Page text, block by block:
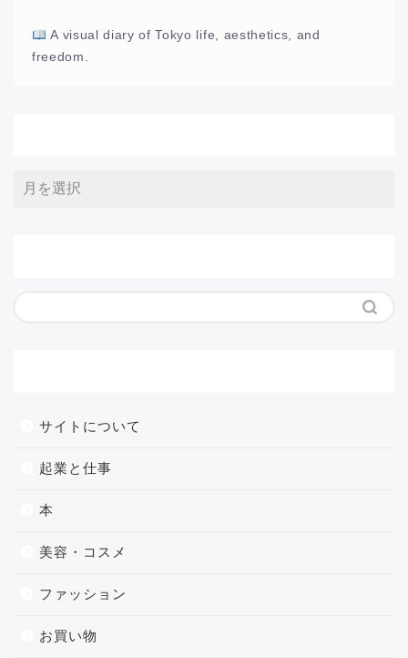
A visual diary of Tokyo life, aesthetics, and
freedom.
サイトについて
起業と仕事
本
美容・コスメ
ファッション
お買い物